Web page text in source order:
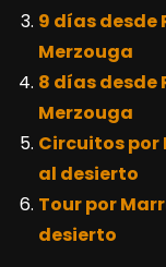
9 días desde
Merzouga
8 días desde
Merzouga
Circuitos por
al desierto
Tour por
desierto